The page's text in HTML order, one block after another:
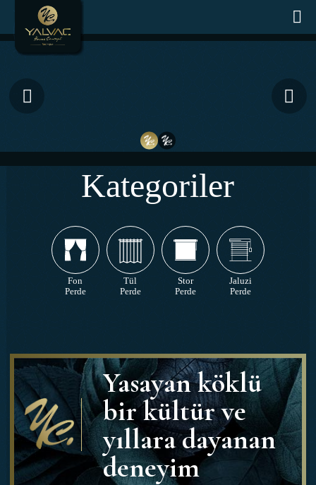
Kategoriler
Fon
Perde
Tül
Perde
Stor
Perde
Jaluzi
Perde
Yasayan köklü
bir kültür ve
yıllara dayanan
deneyim